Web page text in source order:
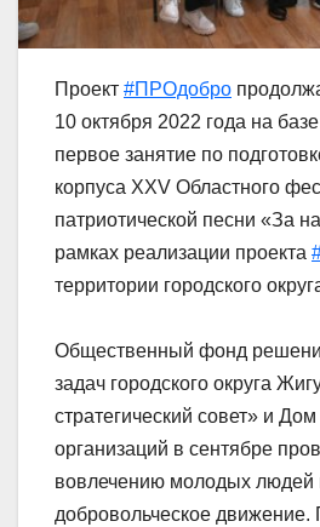
Проект #ПРОдобро
10 октября 2022 года на
первое занятие по
корпуса XXV Областного
патриотической песни «За
рамках реализации проекта
территории городского
Общественный фонд
задач городского округа
стратегический совет» и
организаций в сентябре
вовлечению молодых людей
добровольческое движение.